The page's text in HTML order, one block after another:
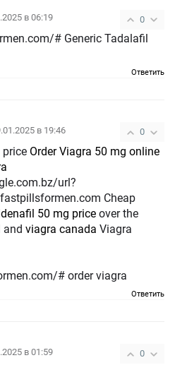
0
в 06:19
# Generic Tadalafil
Ответить
0
в 19:46
Order Viagra 50 mg online
url?
Cheap
50 mg price over the
and viagra canada Viagra
# order viagra
Ответить
0
в 01:59